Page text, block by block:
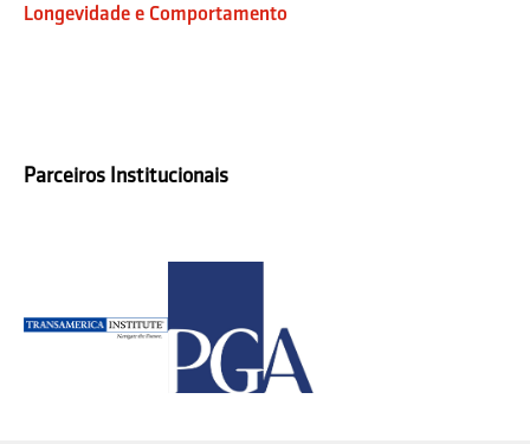
Longevidade e Comportamento
Parceiros Institucionais